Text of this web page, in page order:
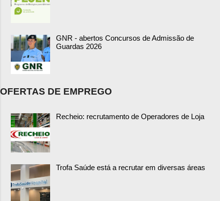
GNR - abertos Concursos de Admissão de
Guardas 2026
OFERTAS DE EMPREGO
Recheio: recrutamento de Operadores de Loja
Trofa Saúde está a recrutar em diversas áreas